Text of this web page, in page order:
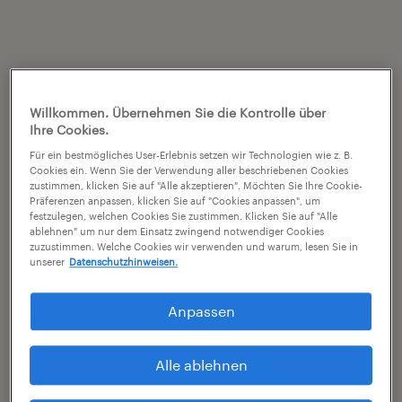
Willkommen. Übernehmen Sie die Kontrolle über
Ihre Cookies.
Für ein bestmögliches User-Erlebnis setzen wir Technologien wie z. B.
Cookies ein. Wenn Sie der Verwendung aller beschriebenen Cookies
zustimmen, klicken Sie auf "Alle akzeptieren". Möchten Sie Ihre Cookie-
Präferenzen anpassen, klicken Sie auf "Cookies anpassen", um
festzulegen, welchen Cookies Sie zustimmen. Klicken Sie auf "Alle
ablehnen" um nur dem Einsatz zwingend notwendiger Cookies
zuzustimmen. Welche Cookies wir verwenden und warum, lesen Sie in
unserer Datenschutzhinweisen.
Anpassen
Alle ablehnen